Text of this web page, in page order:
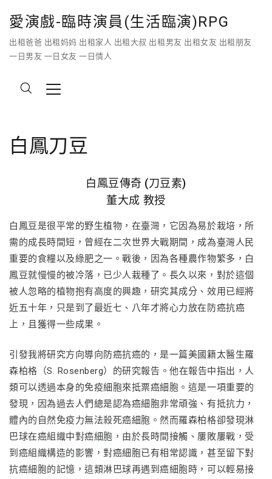
愛演戲-臨時演員(生活臨演)RPG
出租爸爸 出租妈妈 出租家人 出租大叔 出租男友 出租女友 出租朋友
一日男友 一日女友 一日情人
白鳳刀豆
白鳳豆傳奇 (刀豆素)
董大成 教授
白鳳豆是很平常的野生植物，在臺灣，它因為易於栽培，所
需的成長時間短，曾經在二次世界大戰期間，成為臺灣人民
重要的食糧以及綠肥之一。戰後，因為各種農作物繁多，白
鳳豆就慢慢的被冷落，已少人栽種了。長久以來，對於這個
被人忽略的植物抱有高度的興趣，研究其成分、效用已經將
近五十年，只是到了最近七、八年才將心力放在防癌抗癌
上，且獲得一些成果。
引發我將研究方向導向防癌抗癌的，是一篇美國籍太醫生羅
森柏格（S. Rosenberg）的研究報告。他在報告中指出，人
類可以透過本身的免疫細胞來抵票癌細胞。這是一項重要的
發現，因為過去人們總是認為癌細胞非常頑強、有抵抗力，
體內的自然免疫力無法殺死癌細胞。然而羅森柏格卻發現淋
巴球在癌組織中對癌細胞，由於長時間接觸、屢敗屢戰，受
到癌組織構造的影響，對癌細胞已有相常認識，甚至留下對
抗癌細胞的記憶，這類淋巴球再遇到癌細胞時，可以輕易接